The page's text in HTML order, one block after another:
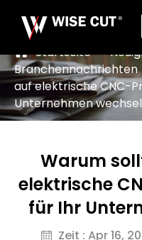
Startseite >
Branchennachrichten
auf elektrische CNC-
Unternehmen
Warum
elektrische
für Ihr
Zeit : Apr 16,